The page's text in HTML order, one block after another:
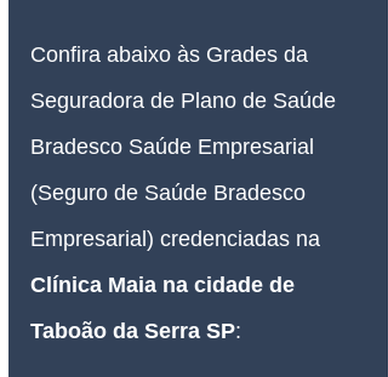
Confira abaixo às Grades da
Seguradora de Plano de Saúde
Bradesco Saúde Empresarial
(Seguro de Saúde Bradesco
Empresarial) credenciadas na
Clínica Maia na cidade de
Taboão da Serra SP: